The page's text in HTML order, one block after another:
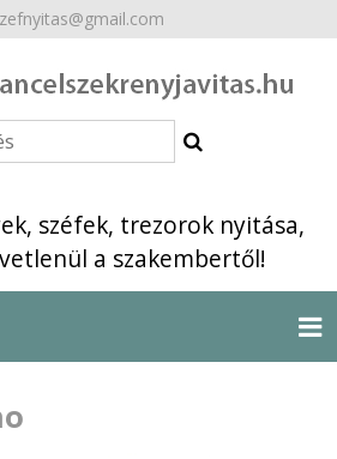
széfek, trezorok nyitása,
a szakembertől!